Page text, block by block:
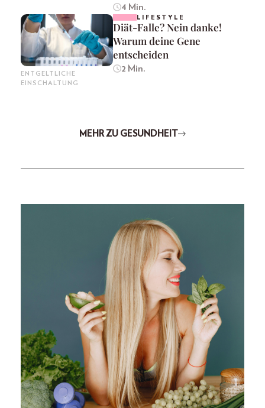
4 Min.
ENTGELTLICHE
EINSCHALTUNG
LIFESTYLE
Diät-Falle? Nein danke!
Warum deine Gene
entscheiden
2 Min.
MEHR ZU GESUNDHEIT